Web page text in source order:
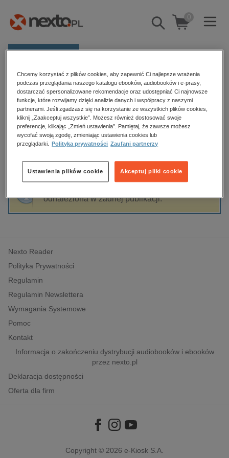
Pokaż/schowaj
wyszukiwarkę
0
Kategorie
Zobacz wszystkie E-prasa
budownictwo, aranżacja wnętrz
biznesowe, branżowe, gospodarka
dzienniki
edukacja
hobby, sport, rozrywka
komputery, internet, technologie, informatyka
polityka, społeczno-informacyjne
psychologiczne
inne
popularno-naukowe
historia
Strona główna Helena Sekuła
Helena Sekuła
Sortowanie Filtrowanie
odnaleziona w żadnej publikacji.
Nexto Reader
Polityka Prywatności
Regulamin
Regulamin Newslettera
Wymagania Systemowe
Pomoc
Kontakt
Informacja o zakończeniu dystrybucji audiobooków i ebooków
przez nexto.pl
Deklaracja dostępności
Oferta dla firm
Copyright © 2026 e-Kiosk S.A.
Chcemy korzystać z plików cookies, aby zapewnić Ci najlepsze wrażenia
podczas przeglądania naszego katalogu ebooków, audiobooków i e-prasy,
dostarczać spersonalizowane rekomendacje oraz udostępniać Ci najnowsze
funkcje, które rozwijamy dzięki analizie danych i współpracy z naszymi
partnerami. Jeśli zgadzasz się na korzystanie ze wszystkich plików cookies,
kliknij „Zaakceptuj wszystkie”. Możesz również dostosować swoje
preferencje, klikając „Zmień ustawienia”. Pamiętaj, że zawsze możesz
wycofać swoją zgodę, zmieniając ustawienia cookies lub
przeglądarki.
Polityka prywatności Zaufani partnerzy
Akceptuj pliki cookie
Ustawienia plików cookie